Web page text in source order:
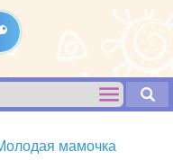
мамочка